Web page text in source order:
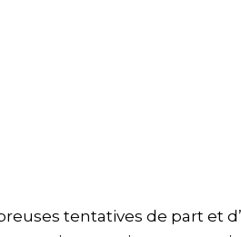
tentatives de part et